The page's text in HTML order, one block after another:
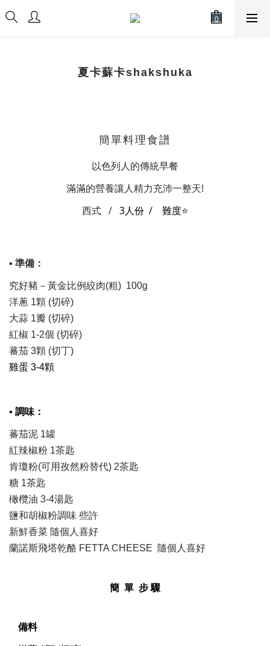
夏卡蘇卡shakshuka
簡單料理食譜
以色列人的傳統早餐
滿滿的營養讓人精力充沛一整天!
西式 / 3人份 / 難度⭐
▪ 準備：
究好豬－黃金比例絞肉(粗) 100g
洋蔥 1顆 (切碎)
大蒜 1瓣 (切碎)
紅椒 1-2個 (切碎)
蕃茄 3顆 (切丁)
雞蛋 3-4顆
▪ 調味：
蕃茄泥 1罐
紅辣椒粉 1茶匙
肯瓊粉(可用孜然粉替代) 2茶匙
糖 1茶匙
橄欖油 3-4湯匙
鹽和胡椒粉調味 些許
新鮮香菜 隨個人喜好
蘭諾斯飛塔乾酪 FETTA CHEESE 隨個人喜好
簡 單 步 驟
備料